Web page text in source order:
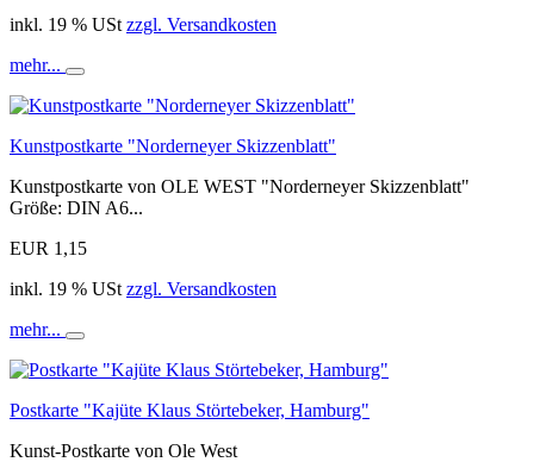
inkl. 19 % USt zzgl. Versandkosten
mehr...
In
Warenkorb
Kunstpostkarte "Norderneyer Skizzenblatt"
Kunstpostkarte von OLE WEST "Norderneyer Skizzenblatt"
Größe: DIN A6...
EUR 1,15
inkl. 19 % USt zzgl. Versandkosten
mehr...
In
den
Warenkorb
Postkarte "Kajüte Klaus Störtebeker, Hamburg"
Kunst-Postkarte von Ole West